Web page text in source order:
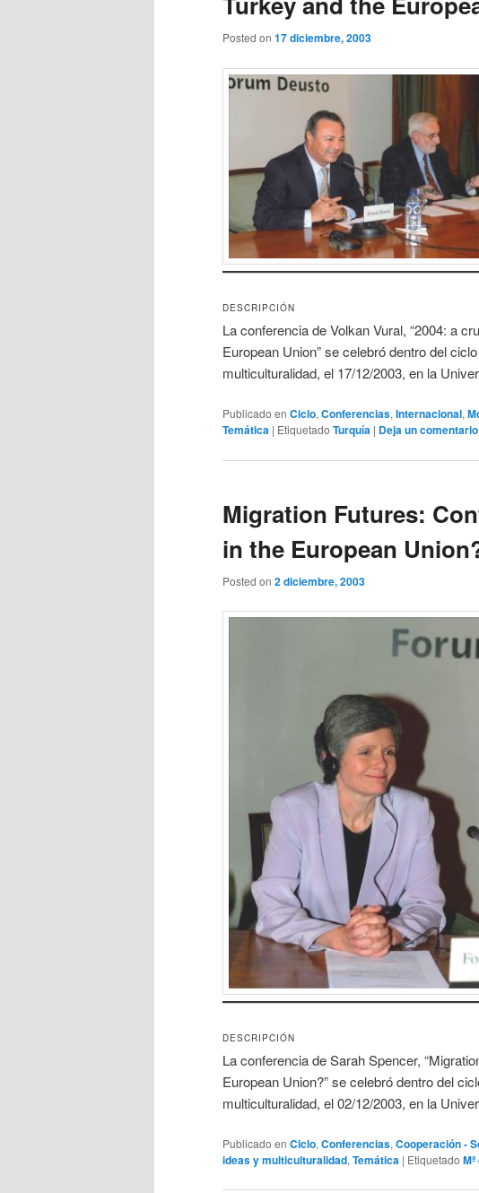
Posted on 17 diciembre, 2003
DESCRIPCIÓN
La conferencia de Volkan Vural, “2004: a
European Union” se celebró dentro del
multiculturalidad, el 17/12/2003, en la
Publicado en Ciclo, Conferencias, Internacional,
Temática | Etiquetado Turquía | Deja un comentario
Migration Futures:
in the European
Posted on 2 diciembre, 2003
DESCRIPCIÓN
La conferencia de Sarah Spencer,
European Union?” se celebró dentro del
multiculturalidad, el 02/12/2003, en la
Publicado en Ciclo, Conferencias, Cooperación -
ideas y multiculturalidad, Temática | Etiquetado